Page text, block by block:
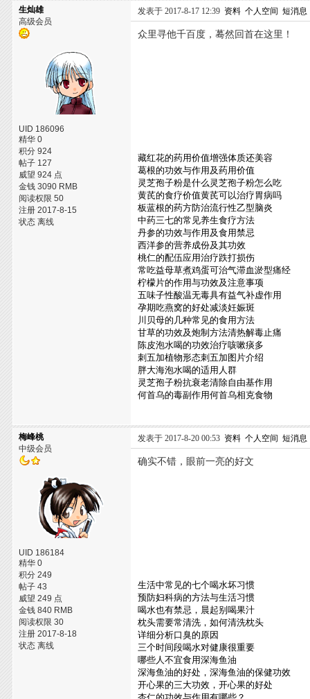
生灿雄
高级会员
UID 186096
精华 0
积分 924
帖子 127
威望 924 点
金钱 3090 RMB
阅读权限 50
注册 2017-8-15
状态 离线
发表于 2017-8-17 12:39 资料 个人空间 短消息
众里寻他千百度，蓦然回首在这里！
藏红花的药用价值增强体质还美容
葛根的功效与作用及药用价值
灵芝孢子粉是什么灵芝孢子粉怎么吃
黄芪的食疗价值黄芪可以治疗胃病吗
板蓝根的药方防治流行性乙型脑炎
中药三七的常见养生食疗方法
丹参的功效与作用及食用禁忌
西洋参的营养成份及其功效
桃仁的配伍应用治疗跌打损伤
常吃益母草煮鸡蛋可治气滞血淤型痛经
柠檬片的作用与功效及注意事项
五味子性酸温无毒具有益气补虚作用
孕期吃燕窝的好处减淡妊娠斑
川贝母的几种常见的食用方法
甘草的功效及炮制方法清热解毒止痛
陈皮泡水喝的功效治疗咳嗽痰多
刺五加植物形态刺五加图片介绍
胖大海泡水喝的适用人群
灵芝孢子粉抗衰老清除自由基作用
何首乌的毒副作用何首乌相克食物
梅峰桃
中级会员
UID 186184
精华 0
积分 249
帖子 43
威望 249 点
金钱 840 RMB
阅读权限 30
注册 2017-8-18
状态 离线
发表于 2017-8-20 00:53 资料 个人空间 短消息
确实不错，眼前一亮的好文
生活中常见的七个喝水坏习惯
预防妇科病的方法与生活习惯
喝水也有禁忌，晨起别喝果汁
枕头需要常清洗，如何清洗枕头
详细分析口臭的原因
三个时间段喝水对健康很重要
哪些人不宜食用深海鱼油
深海鱼油的好处，深海鱼油的保健功效
开心果的三大功效，开心果的好处